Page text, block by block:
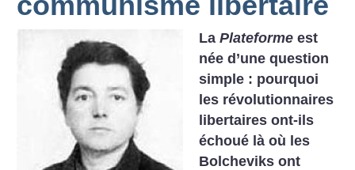
LaPlateforme est
née d’une question
simple : pourquoi
les révolutionnaires
libertaires ont-ils
échoué là où les
Bolcheviks ont